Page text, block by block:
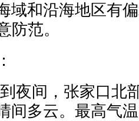
域和沿海地区有
防范。
间，张家口北
间多云。最高气